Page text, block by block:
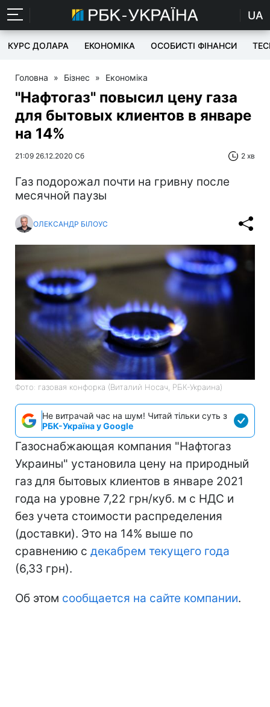
UA
КУРС ДОЛАРА ЕКОНОМІКА ОСОБИСТІ ФІНАНСИ
Головна » Бізнес » Економіка
"Нафтогаз" повысил цену газа
для бытовых клиентов в январе
на 14%
21:09 26.12.2020 Сб 2 хв
Газ подорожал почти на гривну после
месячной паузы
ОЛЕКСАНДР БІЛОУС
Фото: газовая конфорка (Виталий Носач, РБК-Украина)
Не витрачай час на шум! Читай тільки суть з
РБК-Україна у Google
Газоснабжающая компания "Нафтогаз
Украины" установила цену на природный
газ для бытовых клиентов в январе 2021
года на уровне 7,22 грн/куб. м с НДС и
без учета стоимости распределения
(доставки). Это на 14% выше по
сравнению с декабрем текущего года
(6,33 грн).
Об этом сообщается на сайте компании.